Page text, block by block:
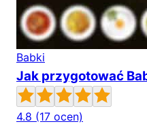
Babki
Jak przygotować
4.8 (17 ocen)